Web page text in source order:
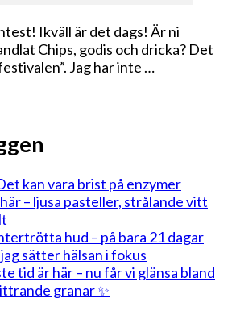
Ikväll är det dags! Är ni
Chips, godis och dricka? Det
Jag har inte …
kan vara brist på enzymer
– ljusa pasteller, strålande vitt
hud – på bara 21 dagar
sätter hälsan i fokus
tid är här – nu får vi glänsa bland
granar ✨